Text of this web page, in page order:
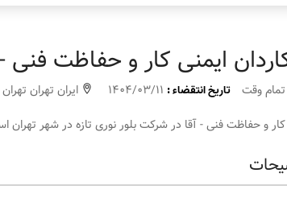
ایمنی کار و حفاظت فنی -
تمام وقت تاریخ انتقضاء :
ایران تهران
کار و حفاظت فنی - آقا در شرکت بلور نوری تازه در شهر تهران